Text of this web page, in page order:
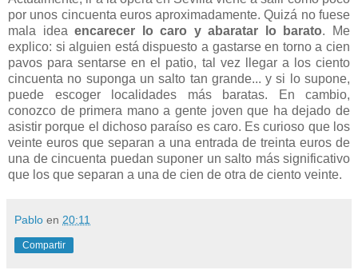
por unos cincuenta euros aproximadamente. Quizá no fuese
mala ideaencarecer lo caro y abaratar lo barato. Me
explico: si alguien está dispuesto a gastarse en torno a cien
pavos para sentarse en el patio, tal vez llegar a los ciento
cincuenta no suponga un salto tan grande... y si lo supone,
puede escoger localidades más baratas. En cambio,
conozco de primera mano a gente joven que ha dejado de
asistir porque el dichoso paraíso es caro. Es curioso que los
veinte euros que separan a una entrada de treinta euros de
una de cincuenta puedan suponer un salto más significativo
que los que separan a una de cien de otra de ciento veinte.
Pablo en 20:11
Compartir